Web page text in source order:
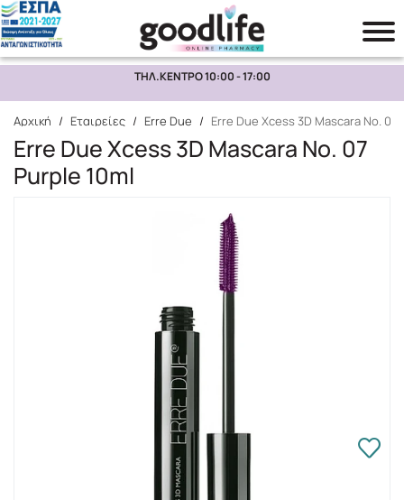
Αναζήτηση
ΤΗΛ.ΚΕΝΤΡΟ 10:00 - 17:00
Αρχική / Εταιρείες / Erre Due / Erre Due Xcess 3D Mascara No. 07
Erre Due Xcess 3D Mascara No. 07
Purple 10ml